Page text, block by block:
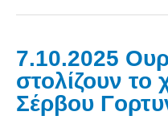
Σέρβου και Δήμος Γορτυνίας
Σερβαίοι
Σερβαίοι Συγγραφείς/
7.10.2025
στολίζουν το
Σέρβου